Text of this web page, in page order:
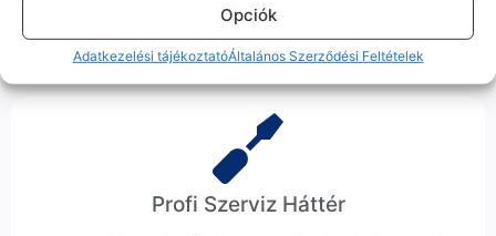
Opciók
Adatkezelési tájékoztatóÁltalános Szerződési Feltételek
probléma esetén küldjük a futárt, bevizsgáljuk a telefont, és
javítva vagy cserélve küldjük vissza – neked ez 0 Ft
költséggel jár.
Profi Szerviz Háttér